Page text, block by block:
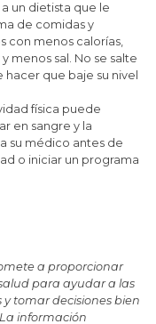
a un dietista que le
de comidas y
con menos calorías,
menos sal. No se salte
que baje su nivel
física puede
en sangre y la
su médico antes de
o iniciar un programa
a proporcionar
para ayudar a las
tomar decisiones bien
información